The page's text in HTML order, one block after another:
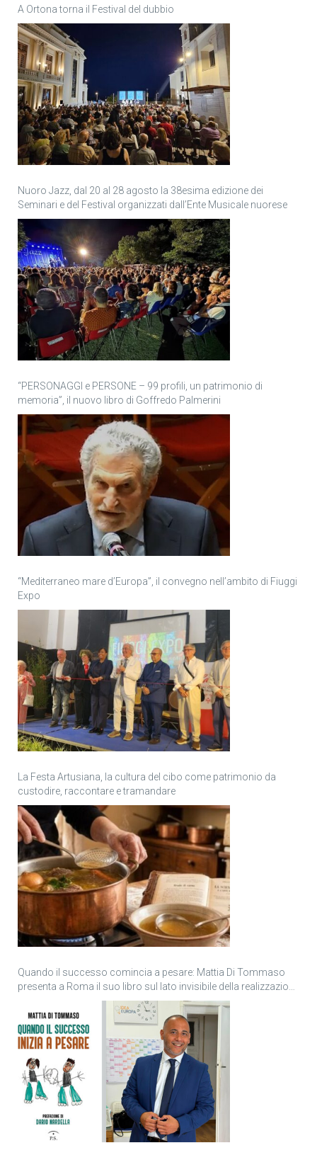
A Ortona torna il Festival del dubbio
Nuoro Jazz, dal 20 al 28 agosto la 38esima edizione dei
Seminari e del Festival organizzati dall’Ente Musicale nuorese
“PERSONAGGI e PERSONE – 99 profili, un patrimonio di
memoria”, il nuovo libro di Goffredo Palmerini
“Mediterraneo mare d’Europa”, il convegno nell’ambito di Fiuggi
Expo
La Festa Artusiana, la cultura del cibo come patrimonio da
custodire, raccontare e tramandare
Quando il successo comincia a pesare: Mattia Di Tommaso
presenta a Roma il suo libro sul lato invisibile della realizzazione